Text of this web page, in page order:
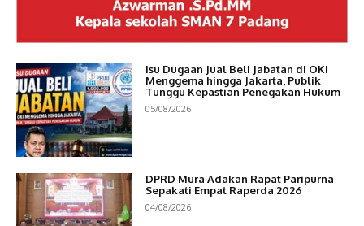
Isu Dugaan Jual Beli Jabatan di OKI
Menggema hingga Jakarta, Publik
Tunggu Kepastian Penegakan Hukum
05/08/2026
DPRD Mura Adakan Rapat Paripurna
Sepakati Empat Raperda 2026
04/08/2026